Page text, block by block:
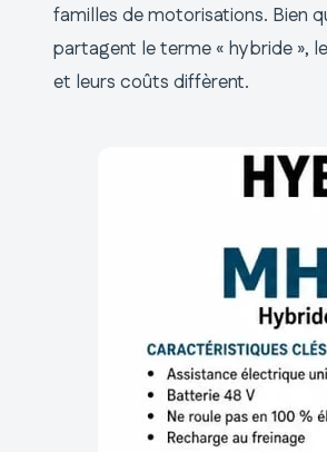
familles de motorisations. Bien
partagent le terme « hybride »,
et leurs coûts diffèrent.